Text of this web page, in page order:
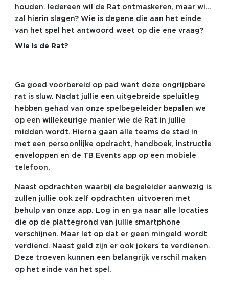
houden. Iedereen wil de Rat ontmaskeren, maar wie
zal hierin slagen? Wie is degene die aan het einde
van het spel het antwoord weet op die ene vraag?
Wie is de Rat?
Ga goed voorbereid op pad want deze ongrijpbare
rat is sluw. Nadat jullie een uitgebreide speluitleg
hebben gehad van onze spelbegeleider bepalen we
op een willekeurige manier wie de Rat in jullie
midden wordt. Hierna gaan alle teams de stad in
met een persoonlijke opdracht, handboek, instructie
enveloppen en de TB Events app op een mobiele
telefoon.
Naast opdrachten waarbij de begeleider aanwezig is
zullen jullie ook zelf opdrachten uitvoeren met
behulp van onze app. Log in en ga naar alle locaties
die op de plattegrond van jullie smartphone
verschijnen. Maar let op dat er geen mingeld wordt
verdiend. Naast geld zijn er ook jokers te verdienen.
Deze troeven kunnen een belangrijk verschil maken
op het einde van het spel.